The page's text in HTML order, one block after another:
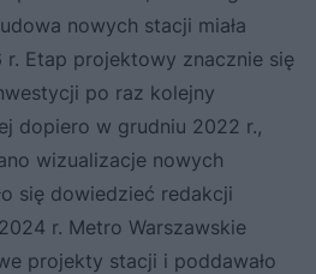
nowych stacji miała
Etap projektowy znacznie się
po raz kolejny
dopiero w grudniu 2022 r.,
wizualizacje nowych
się dowiedzieć redakcji
r. Metro Warszawskie
projekty stacji i poddawało